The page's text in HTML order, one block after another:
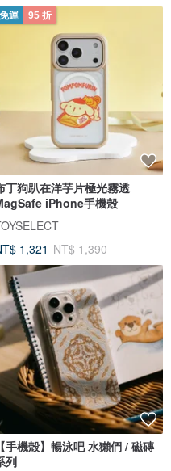
免運 95 折
丁狗趴在洋芋片極光霧透
iPhone手機殼
1,321 NT$ 1,390
【手機殻】暢泳吧 水獺們 / 磁磚
列